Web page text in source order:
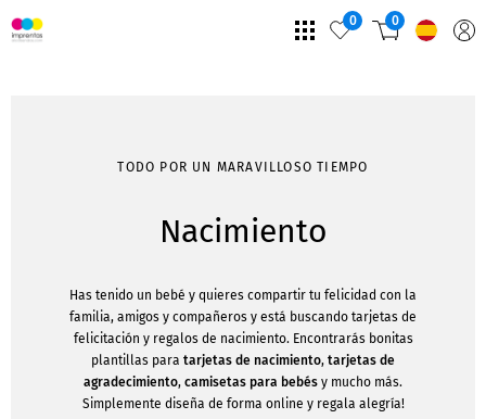
0 0
TODO POR UN MARAVILLOSO TIEMPO
Nacimiento
Has tenido un bebé y quieres compartir tu felicidad con la
familia, amigos y compañeros y está buscando tarjetas de
felicitación y regalos de nacimiento. Encontrarás bonitas
plantillas para tarjetas de nacimiento, tarjetas de
agradecimiento, camisetas para bebés y mucho más.
Simplemente diseña de forma online y regala alegría!